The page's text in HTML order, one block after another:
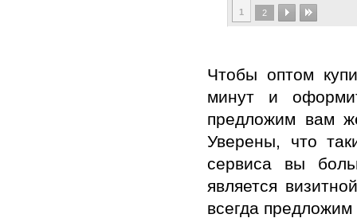
1 2
Чтобы оптом
минут и
предложим вам
Уверены, что
сервиса вы
является
всегда